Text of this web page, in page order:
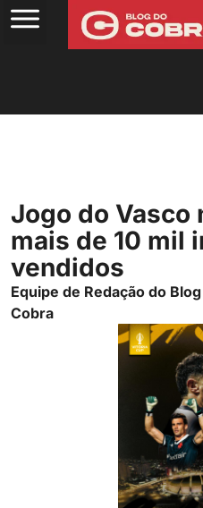
Jogo do Vasco
mais de 10 mil
vendidos
Equipe de Redação do
Cobra